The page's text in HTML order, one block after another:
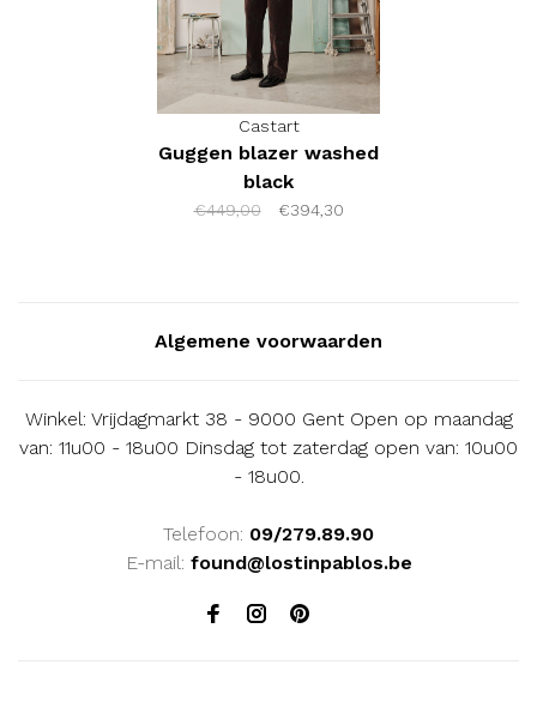
Castart
Guggen blazer washed
black
€449,00 €394,30
Algemene voorwaarden
Winkel: Vrijdagmarkt 38 - 9000 Gent Open op maandag
van: 11u00 - 18u00 Dinsdag tot zaterdag open van: 10u00
- 18u00.
Telefoon: 09/279.89.90
E-mail: found@lostinpablos.be